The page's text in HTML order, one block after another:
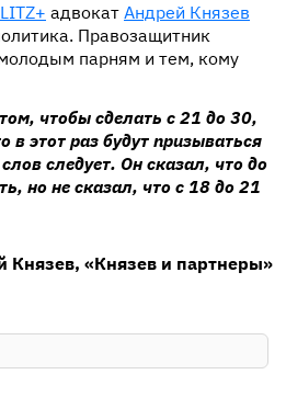
адвокат Андрей Князев
Правозащитник
парням и тем, кому
чтобы сделать с 21 до 30,
в этот раз будут призываться
следует. Он сказал, что до
но не сказал, что с 18 до 21
Князев, «Князев и партнеры»